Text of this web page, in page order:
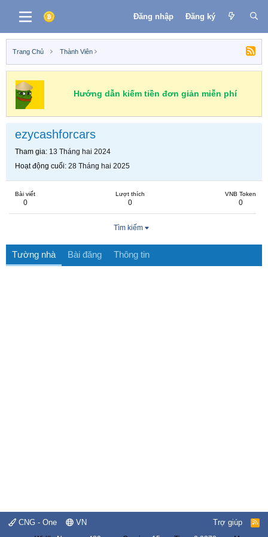
Đăng nhập Đăng ký
Trang Chủ Thành Viên
Hướng dẫn kiếm tiền đơn giản miễn phí
ezycashforcars
Tham gia 13 Tháng hai 2024
Hoạt động cuối 28 Tháng hai 2025
Bài viết
0
Lượt thích
0
VNB Token
0
Tìm kiếm
Tường nhà Bài đăng Thông tin
CNG - One VN Trợ giúp
R